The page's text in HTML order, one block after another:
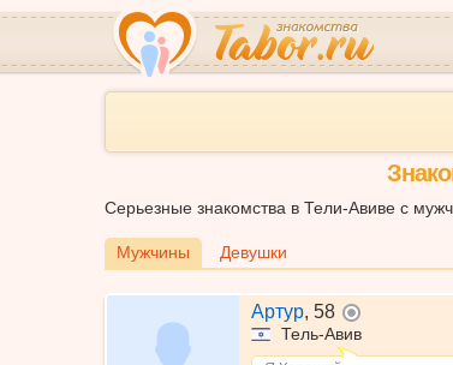
Серьезные знакомства в Тели-Авиве с
Мужчины Девушки
Артур, 58
Тель-Авив